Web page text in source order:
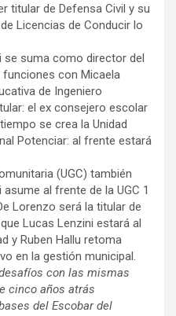
titular de Defensa Civil y su
Licencias de Conducir lo
se suma como director del
con Micaela
de Ingeniero
el ex consejero escolar
se crea la Unidad
Potenciar: al frente estará
(UGC) también
al frente de la UGC 1
Lorenzo será la titular de
Lucas Lenzini estará al
y Ruben Hallu retoma
en la gestión municipal.
con las mismas
cinco años atrás
del Escobar del